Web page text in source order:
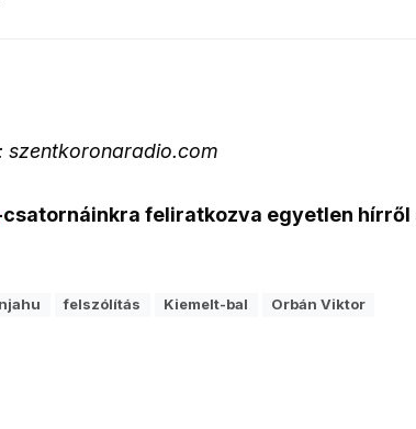
szentkoronaradio.com
feliratkozva egyetlen hírről
felszólítás Kiemelt-bal Orbán Viktor